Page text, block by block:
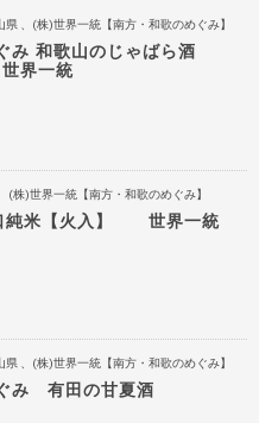
県 (株)世界一統【南方・和歌のめぐみ】
み 和歌山のじゃばら酒
界一統
(株)世界一統【南方・和歌のめぐみ】
純米【火入】 世界一統
県 (株)世界一統【南方・和歌のめぐみ】
み 有田の甘夏酒